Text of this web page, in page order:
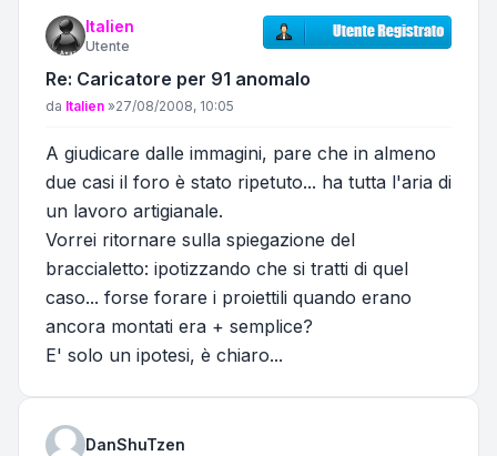
Italien
Utente
Re: Caricatore per 91 anomalo
Messaggio
da Italien »27/08/2008, 10:05
A giudicare dalle immagini, pare che in almeno
due casi il foro è stato ripetuto... ha tutta l'aria di
un lavoro artigianale.
Vorrei ritornare sulla spiegazione del
braccialetto: ipotizzando che si tratti di quel
caso... forse forare i proiettili quando erano
ancora montati era + semplice?
E' solo un ipotesi, è chiaro...
DanShuTzen